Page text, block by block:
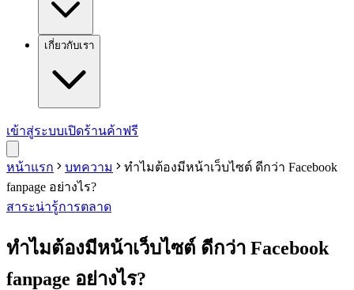
เกี่ยวกับเรา
เข้าสู่ระบบเปิดร้านค้าฟรี
หน้าแรก บทความ
ทำไมต้องมีหน้าเว็บไซต์ ดีกว่า Facebook
fanpage อย่างไร?
สาระน่ารู้การตลาด
ทำไมต้องมีหน้าเว็บไซต์ ดีกว่า Facebook
fanpage อย่างไร?